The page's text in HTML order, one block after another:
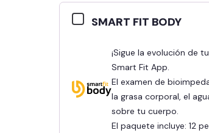
SMART FIT BODY
¡Sigue la evolución de tu cuerpo! Realiza tu bioimpedancia y revisa tus resultados en la
Smart Fit App.
El examen de
la grasa corporal, el
sobre tu cuerpo.
El paquete incluye: 12